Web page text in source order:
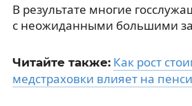
В результате многие
с неожиданными большими
Читайте также: Как рост
медстраховки влияет на